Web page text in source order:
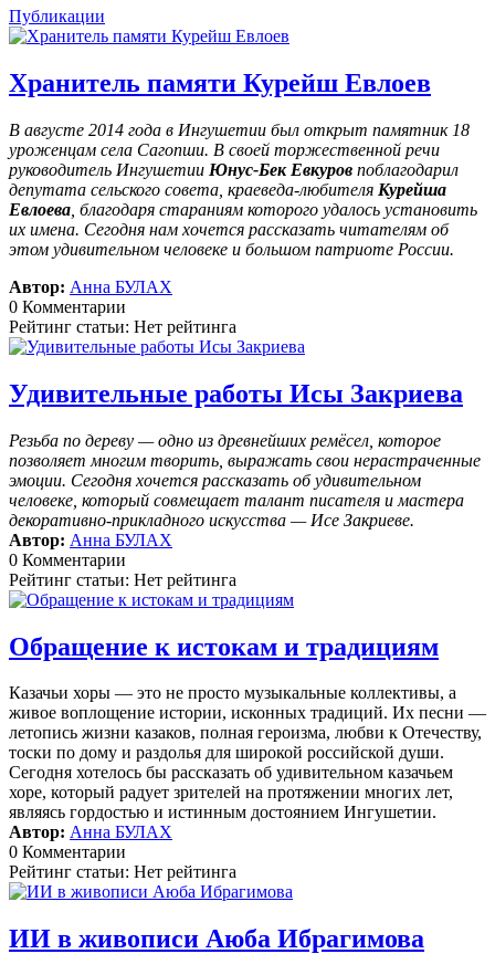
Публикации
Хранитель памяти Курейш Евлоев
В августе 2014 года в Ингушетии был открыт памятник 18
уроженцам села Сагопши. В своей торжественной речи
руководитель Ингушетии Юнус-Бек Евкуров поблагодарил
депутата сельского совета, краеведа-любителя Курейша
Евлоева , благодаря стараниям которого удалось установить
их имена. Сегодня нам хочется рассказать читателям об
этом удивительном человеке и большом патриоте России.
Автор: Анна БУЛАХ
0 Комментарии
Рейтинг статьи: Нет рейтинга
Удивительные работы Исы Закриева
Резьба по дереву — одно из древнейших ремёсел, которое
позволяет многим творить, выражать свои нерастраченные
эмоции. Сегодня хочется рассказать об удивительном
человеке, который совмещает талант писателя и мастера
декоративно-прикладного искусства — Исе Закриеве.
Автор: Анна БУЛАХ
0 Комментарии
Рейтинг статьи: Нет рейтинга
Обращение к истокам и традициям
Казачьи хоры — это не просто музыкальные коллективы, а
живое воплощение истории, исконных традиций. Их песни —
летопись жизни казаков, полная героизма, любви к Отечеству,
тоски по дому и раздолья для широкой российской души.
Сегодня хотелось бы рассказать об удивительном казачьем
хоре, который радует зрителей на протяжении многих лет,
являясь гордостью и истинным достоянием Ингушетии.
Автор: Анна БУЛАХ
0 Комментарии
Рейтинг статьи: Нет рейтинга
ИИ в живописи Аюба Ибрагимова